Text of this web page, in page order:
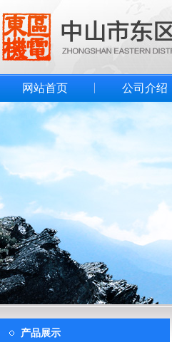
网站首页 公司介绍
产品展示